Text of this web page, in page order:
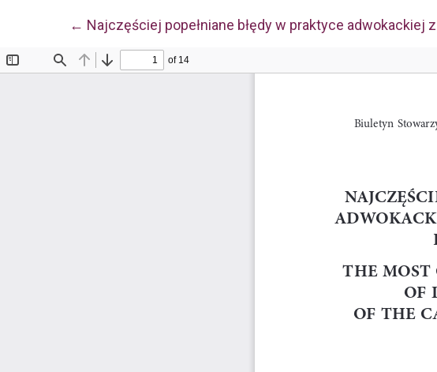
← Wróć do szczegółów artykułu
Najczęściej popełniane błędy w praktyce